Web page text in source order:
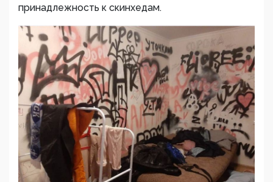
принадлежность к скинхедам.